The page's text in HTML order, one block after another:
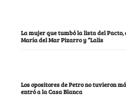
La mujer que tumbó la lista del
María del Mar Pizarro y “Lalis
Los opositores de Petro no tuvieron
entró a la Casa Blanca